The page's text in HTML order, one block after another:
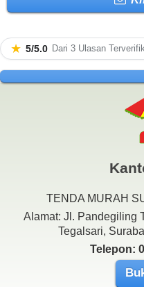
★ 5/5.0 Dari 3 Ulasan
TENDA MURAH
Alamat: Jl. Pandegiling
Tegalsari,
Telepon: